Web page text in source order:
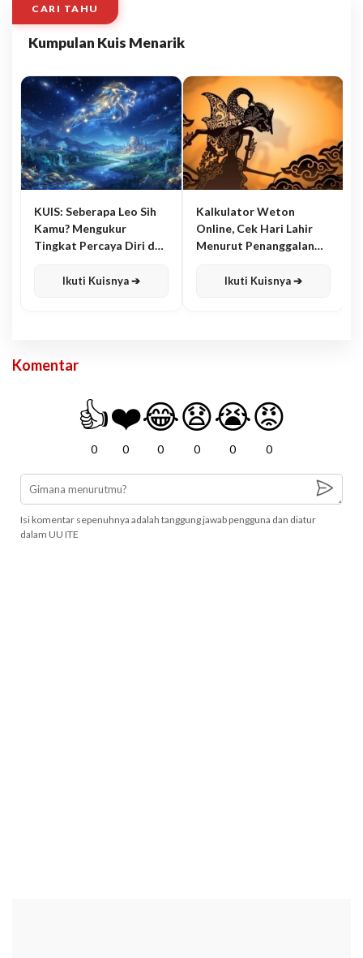
CARI TAHU
Kumpulan Kuis Menarik
KUIS: Seberapa Leo Sih
Kamu? Mengukur
Tingkat Percaya Diri dan
Ikuti Kuisnya ➔
Kalkulator Weton
Online, Cek Hari Lahir
Menurut Penanggalan
Ikuti Kuisnya ➔
Komentar
👍
0
❤️
0
😂
0
😧
0
😭
0
😡
0
Isi komentar sepenuhnya adalah tanggung jawab pengguna dan diatur
dalam UU ITE